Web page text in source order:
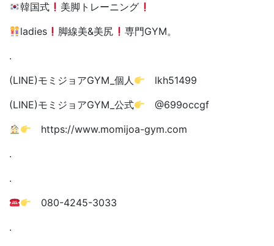
韓国式
美脚トレーニング
ladies
脚線美&美尻
専門GYM。
.
(LINE)モミジョアGYM_個人
lkh51499
(LINE)モミジョアGYM_公式
@699occgf
https://www.momijoa-gym.com
.
.
080-4245-3033
.